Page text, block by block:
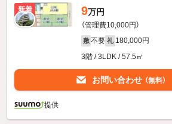
新着 9万円
（管理費10,000円）
敷 不要 礼 180,000円
3階 / 3LDK / 57.5㎡
お問い合わせ （無料）
提供